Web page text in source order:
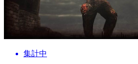
集計中